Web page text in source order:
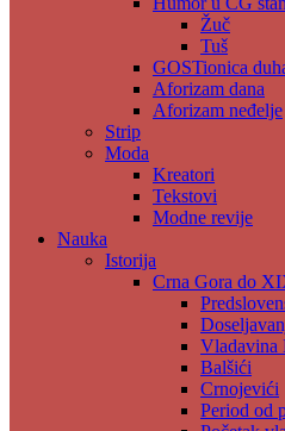
Žuč
Tuš
GOSTionica
Aforizam dana
Aforizam neđelje
Strip
Moda
Kreatori
Tekstovi
Modne revije
Nauka
Istorija
Crna Gora do
Vladavina
Balšići
Crnojevići
Period od